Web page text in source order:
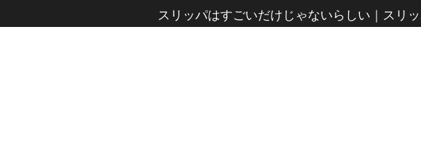
スリッパはすごいだけじゃないらしい スリ